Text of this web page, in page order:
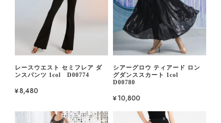
レースウエスト セミフレア ダ
ンスパンツ 1col D00774
¥8,480
シアーグロウ ティアード ロン
グダンススカート 1col
D00780
¥10,800